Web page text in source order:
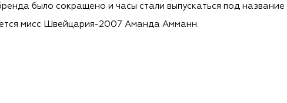
было сокращено и часы стали выпускаться под
мисс Швейцария-2007 Аманда Амманн.